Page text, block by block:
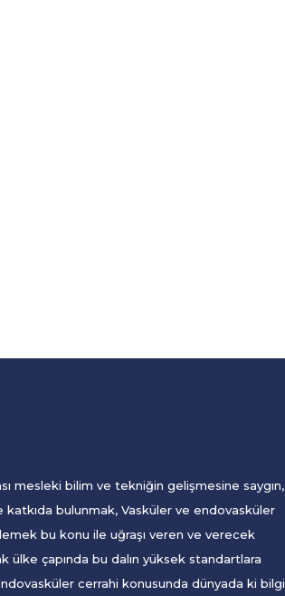
mesleki bilim ve tekniğin gelişmesine saygın,
bulunmak, Vasküler ve endovasküler
bu konu ile uğraşı veren ve verecek
ülke çapında bu dalın yüksek standartlara
cerrahi konusunda dünyada ki bilgi